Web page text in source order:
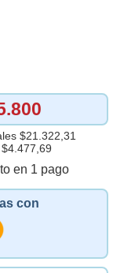
$21.322,31
$4.477,69
en 1 pago
con